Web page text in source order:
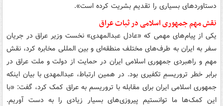
دستاوردهای بسیاری را تقدیم بشریت کرده است».
نقش مهم جمهوری اسلامی در ثبات عراق
یکی از پیام‌های مهمی که «عادل عبدالمهدی» نخست وزیر عراق در جریان
سفر به ایران به طرف‌های مختلف منطقه‌ای و بین المللی مخابره کرد، نقش
مهم و راهبردی جمهوری اسلامی ایران در حمایت از دولت و ملت عراق در
برابر خطر تروریسمِ تکفیری بود. در همین ارتباط، عبدالمهدی با بیان اینکه
جمهوری اسلامی ایران برای مقابله با تروریسم به عراق کمک کرد، گفت: «با
این کمک‌ها ما توانستیم پیروزی‌های بسیار زیادی را به دست آوریم.